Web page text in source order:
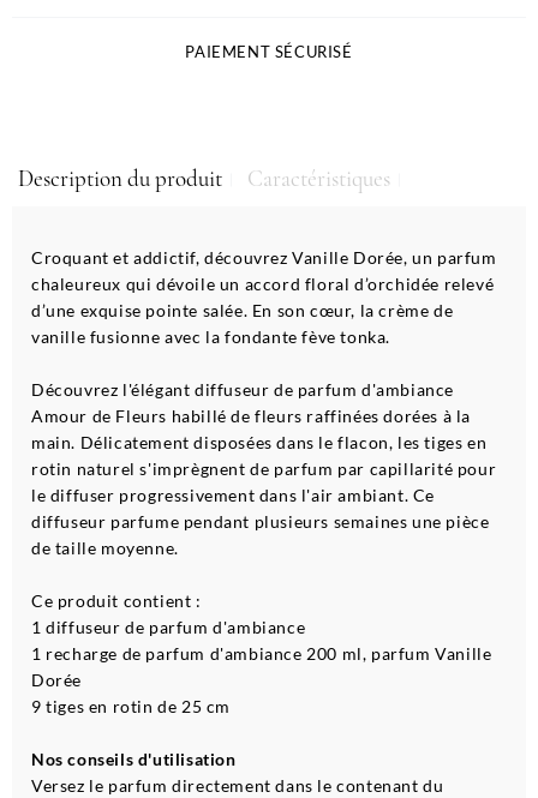
PAIEMENT SÉCURISÉ
Description du produit Caractéristiques
Croquant et addictif, découvrez Vanille Dorée, un parfum
chaleureux qui dévoile un accord floral d’orchidée relevé
d’une exquise pointe salée. En son cœur, la crème de
vanille fusionne avec la fondante fève tonka.
Découvrez l'élégant diffuseur de parfum d'ambiance
Amour de Fleurs habillé de fleurs raffinées dorées à la
main. Délicatement disposées dans le flacon, les tiges en
rotin naturel s'imprègnent de parfum par capillarité pour
le diffuser progressivement dans l'air ambiant. Ce
diffuseur parfume pendant plusieurs semaines une pièce
de taille moyenne.
Ce produit contient :
1 diffuseur de parfum d'ambiance
1 recharge de parfum d'ambiance 200 ml, parfum Vanille
Dorée
9 tiges en rotin de 25 cm
Nos conseils d'utilisation
Versez le parfum directement dans le contenant du